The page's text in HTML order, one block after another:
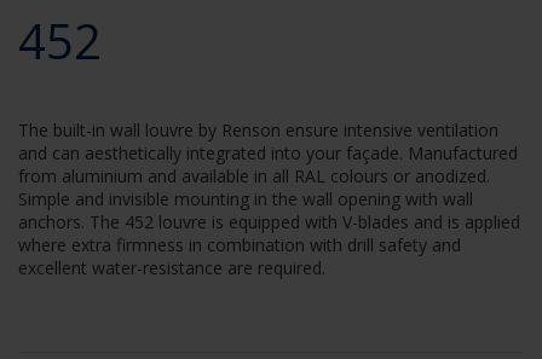
452
The built-in wall louvre by Renson ensure intensive ventilation
and can aesthetically integrated into your façade. Manufactured
from aluminium and available in all RAL colours or anodized.
Simple and invisible mounting in the wall opening with wall
anchors. The 452 louvre is equipped with V-blades and is applied
where extra firmness in combination with drill safety and
excellent water-resistance are required.